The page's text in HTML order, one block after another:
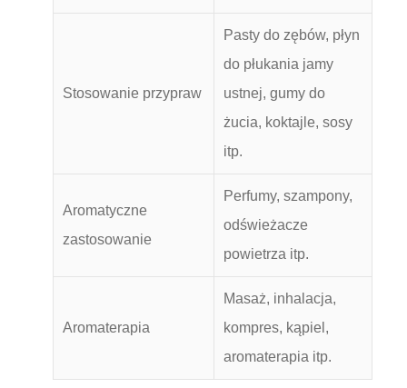
Stosowanie przypraw
Pasty do zębów, płyn
do płukania jamy
ustnej, gumy do
żucia, koktajle, sosy
itp.
Aromatyczne
zastosowanie
Perfumy, szampony,
odświeżacze
powietrza itp.
Aromaterapia
Masaż, inhalacja,
kompres, kąpiel,
aromaterapia itp.